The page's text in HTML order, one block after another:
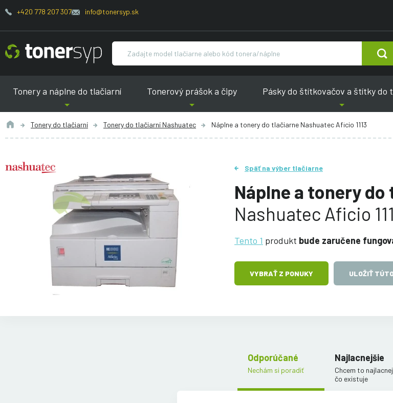
+420 778 207 307 info@tonersyp.sk
Tonery a náplne do tlačiarní Tonerový prášok a čipy Pásky do štítkovačov a štítky do
Tonery do tlačiarní Tonery do tlačiarní Nashuatec Náplne a tonery do tlačiarne Nashuatec Aficio 1113
Späť na výber tlačiarne
Náplne a tonery
Nashuatec Aficio
Tento 1 produkt bude zaručene
VYBRAŤ Z PONUKY ULOŽIŤ
Odporúčané
Nechám si poradiť
Najlacnejšie
Chcem to
čo existuje